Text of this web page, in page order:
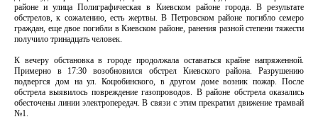
районе и улица Полиграфическая в Киевском районе города. В результате
обстрелов, к сожалению, есть жертвы. В Петровском районе погибло семеро
граждан, еще двое погибли в Киевском районе, ранения разной степени тяжести
получило тринадцать человек.
К вечеру обстановка в городе продолжала оставаться крайне напряженной.
Примерно в 17:30 возобновился обстрел Киевского района. Разрушению
подвергся дом на ул. Коцюбинского, в другом доме возник пожар. После
обстрела выявилось повреждение газопроводов. В районе обстрела оказались
обесточены линии электропередач. В связи с этим прекратил движение трамвай
№1.